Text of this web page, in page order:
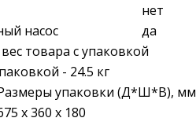
нет
насос
да
товара с упаковкой
- 24.5 кг
упаковки (Д*Ш*В), мм
x 360 x 180